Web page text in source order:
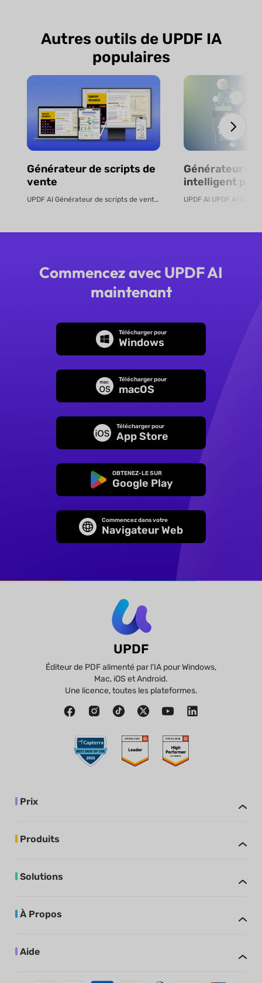
Autres outils de UPDF IA
populaires
Générateur de scripts de
vente
UPDF AI Générateur de scripts de vente UPDF AI transforme des PDF de pro...
Générateur
intelligent par
en ligne
Commencez avec UPDF AI
maintenant
Télécharger pour
Windows
Télécharger pour
macOS
Télécharger pour
App Store
OBTENEZ-LE SUR
Google Play
Commencez dans votre
Navigateur Web
UPDF
Éditeur de PDF alimenté par l'IA pour Windows,
Mac, iOS et Android.
Une licence, toutes les plateformes.
Prix
Produits
Solutions
À Propos
Aide